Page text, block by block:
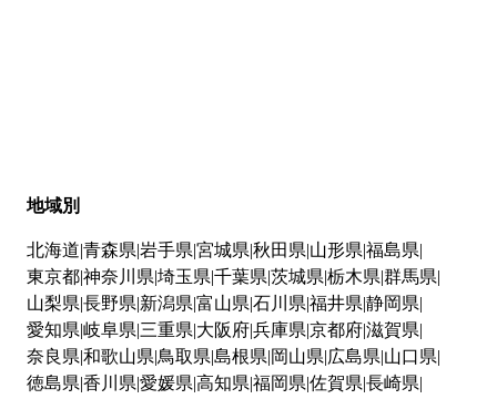
地域別
北海道 青森県 岩手県 宮城県 秋田県 山形県 福島県
東京都神奈川県 埼玉県 千葉県 茨城県 栃木県 群馬県
山梨県 長野県 新潟県 富山県 石川県 福井県 静岡県
愛知県 岐阜県 三重県 大阪府兵庫県 京都府滋賀県
奈良県 和歌山県 鳥取県 島根県 岡山県 広島県 山口県
徳島県 香川県 愛媛県 高知県 福岡県 佐賀県 長崎県